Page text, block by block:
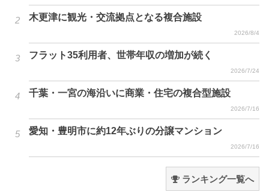
木更津に観光・交流拠点となる複合施設
2026/8/4
フラット35利用者、世帯年収の増加が続く
2026/7/24
千葉・一宮の海沿いに商業・住宅の複合型施設
2026/7/16
愛知・豊明市に約12年ぶりの分譲マンション
2026/7/16
ランキング一覧へ